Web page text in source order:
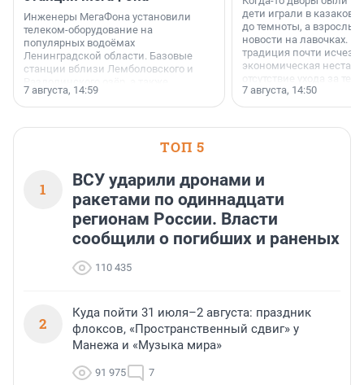
Инженеры МегаФона установили
телеком-оборудование на
популярных водоёмах
Ленинградской области. Базовые
станции вблизи Лемболовского и
недалеко от Большого Тосненского
водопада.
7 августа, 14:59
дети играли в казаков-
до темноты, а
новости на лавочках. В
традиция почти
экономическая
отсутствие ухода за
сделали своё дело.
7 августа, 14:50
ТОП 5
1
ВСУ ударили дронами и
ракетами по одиннадцати
регионам России. Власти
сообщили о погибших и раненых
110 435
2
Куда пойти 31 июля–2 августа: праздник
флоксов, «Пространственный сдвиг» у
Манежа и «Музыка мира»
91 975 7